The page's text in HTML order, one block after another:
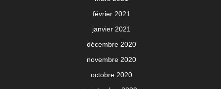
février 2021
janvier 2021
décembre 2020
novembre 2020
octobre 2020